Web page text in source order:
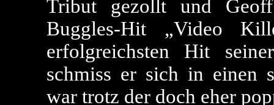
Tribut gezollt und
Buggles-Hit „Video
erfolgreichsten Hit
schmiss er sich in einen
war trotz der doch eher